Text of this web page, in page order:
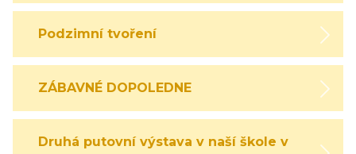
Podzimní tvoření
ZÁBAVNÉ DOPOLEDNE
Druhá putovní výstava v naší škole v